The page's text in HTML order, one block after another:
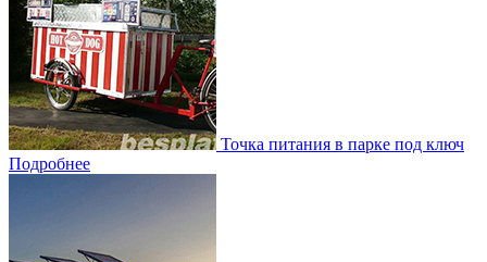
Точка питания в парке под ключ
Подробнее